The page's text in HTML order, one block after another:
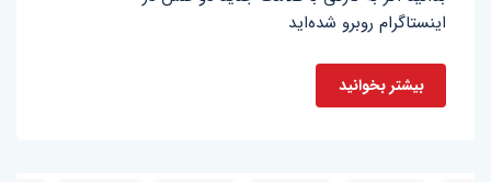
اینستاگرام روبرو شده‌اید
بیشتر بخوانید